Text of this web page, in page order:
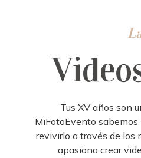
Tus XV años son
MiFotoEvento sabemos
revivirlo a través de los
apasiona crear